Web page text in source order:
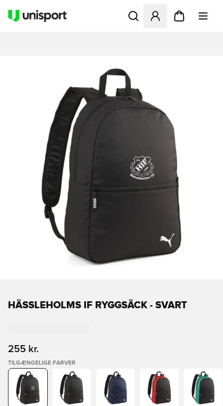
Åbner en Modal til at
HÄSSLEHOLMS IF RYGGSÄCK - SVART
255 kr.
TILGÆNGELIGE FARVER